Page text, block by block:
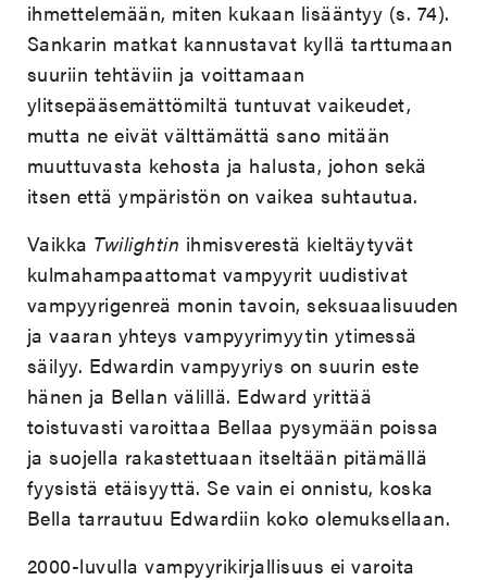
ihmettelemään, miten kukaan lisääntyy (s. 74).
Sankarin matkat kannustavat kyllä tarttumaan
suuriin tehtäviin ja voittamaan
ylitsepääsemättömiltä tuntuvat vaikeudet,
mutta ne eivät välttämättä sano mitään
muuttuvasta kehosta ja halusta, johon sekä
itsen että ympäristön on vaikea suhtautua.
Vaikka Twilightin ihmisverestä kieltäytyvät
kulmahampaattomat vampyyrit uudistivat
vampyyrigenreä monin tavoin, seksuaalisuuden
ja vaaran yhteys vampyyrimyytin ytimessä
säilyy. Edwardin vampyyriys on suurin este
hänen ja Bellan välillä. Edward yrittää
toistuvasti varoittaa Bellaa pysymään poissa
ja suojella rakastettuaan itseltään pitämällä
fyysistä etäisyyttä. Se vain ei onnistu, koska
Bella tarrautuu Edwardiin koko olemuksellaan.
2000-luvulla vampyyrikirjallisuus ei varoita